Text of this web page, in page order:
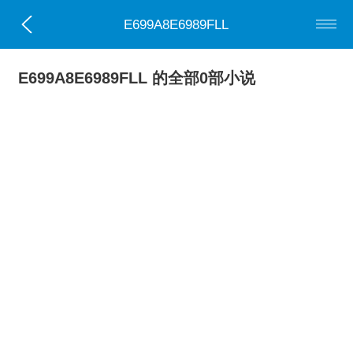
E699A8E6989FLL
E699A8E6989FLL 的全部0部小说